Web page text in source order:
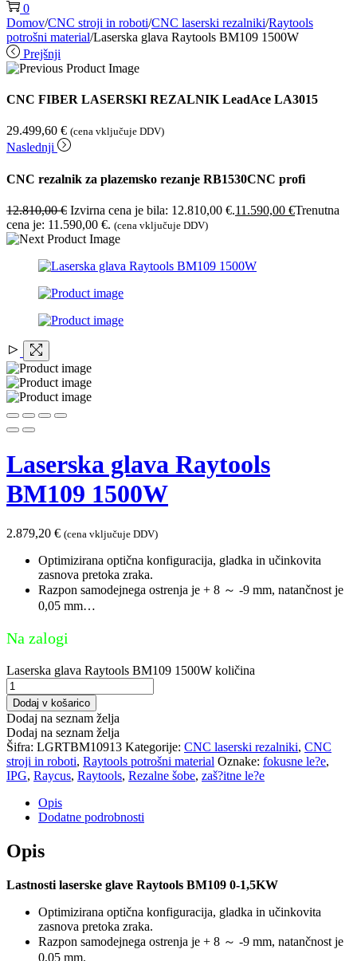
0
Domov/CNC stroji in roboti/CNC laserski rezalniki/Raytools
potrošni material/Laserska glava Raytools BM109 1500W
Prejšnji
CNC FIBER LASERSKI REZALNIK LeadAce LA3015
29.499,60 € (cena vključuje DDV)
Naslednji
CNC rezalnik za plazemsko rezanje RB1530CNC profi
12.810,00€ Izvirna cena je bila: 12.810,00 €.11.590,00 €Trenutna
cena je: 11.590,00 €. (cena vključuje DDV)
Laserska glava Raytools
BM109 1500W
2.879,20 € (cena vključuje DDV)
Optimizirana optična konfiguracija, gladka in učinkovita
zasnova pretoka zraka.
Razpon samodejnega ostrenja je + 8 ～ -9 mm, natančnost je
0,05 mm…
Na zalogi
Laserska glava Raytools BM109 1500W količina
Dodaj v košarico
Dodaj na seznam želja
Dodaj na seznam želja
Šifra: LGRTBM10913 Kategorije: CNC laserski rezalniki, CNC
stroji in roboti, Raytools potrošni material Oznake: fokusne le?e,
IPG, Raycus, Raytools, Rezalne šobe, zaš?itne le?e
Opis
Dodatne podrobnosti
Opis
Lastnosti laserske glave Raytools BM109 0-1,5KW
Optimizirana optična konfiguracija, gladka in učinkovita
zasnova pretoka zraka.
Razpon samodejnega ostrenja je + 8 ～ -9 mm, natančnost je
0,05 mm.